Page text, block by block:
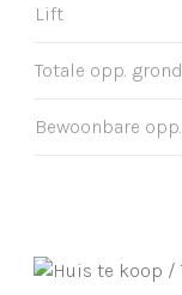
Lift
Totale opp. grond
Bewoonbare opp.